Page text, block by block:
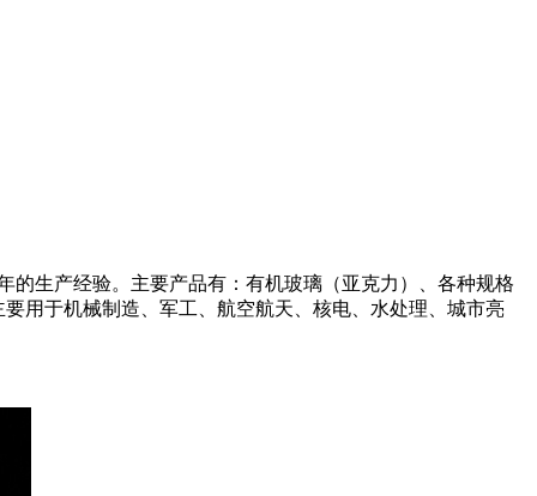
生产经验。主要产品有：有机玻璃（亚克力）、各种规格
用于机械制造、军工、航空航天、核电、水处理、城市亮